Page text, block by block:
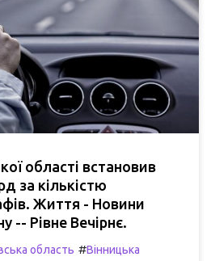
області встановив
за кількістю
Життя - Новини
-- Рівне Вечірнє.
область #Вінницька